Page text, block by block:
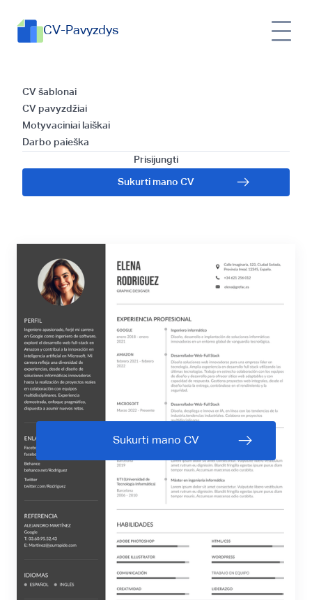
CV-Pavyzdys
CV šablonai
CV pavyzdžiai
Motyvaciniai laiškai
Darbo paieška
Prisijungti
Sukurti mano CV
Kaip parašyti CV ir
kreiptis dėl darbo
Venesueloje:
patarimai ir gairės
Sukurti mano CV